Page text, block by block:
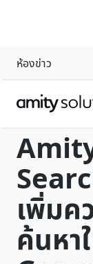
ห้องข่าว
GENERATIVE AI
เพิ่มค
ค้นหา